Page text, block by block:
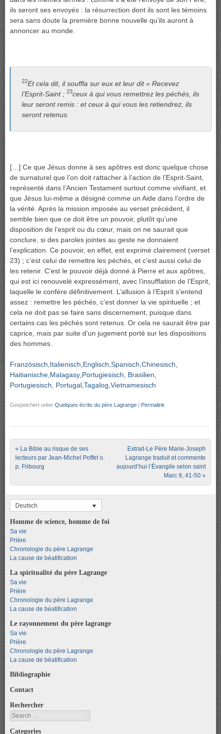
ils seront ses envoyés : la résurrection dont ils sont les témoins
sera sans doute la première bonne nouvelle qu’ils auront à
annoncer au monde.
22Et cela dit, il souffla sur eux et leur dit « Recevez
l’Esprit-Saint ;23ceux à qui vous remettrez les péchés, ils
leur seront remis : et ceux à qui vous les retiendrez, ils
seront retenus.
[…] Ce que Jésus donne à ses apôtres est donc quelque chose
de surnaturel que l’on doit rattacher à l’action de l’Esprit-Saint,
représenté dans l’Ancien Testament surtout comme vivifiant, et
que Jésus lui-même a désigné comme un Aide dans l’ordre de
la vérité. Après la mission imposée au verset précédent, il
semble bien que ce doit être un pouvoir, plutôt qu’une
disposition de l’esprit ou du cœur, mais on ne saurait que
conclure, si des paroles jointes au geste ne donnaient
l’explication. Ce pouvoir, en effet, est exprimé clairement (verset
23) ; c’est celui de remettre les péchés, et c’est aussi celui de
les retenir. C’est le pouvoir déjà donné à Pierre et aux apôtres,
qui est ici renouvelé expressément, avec l’insufflation de l’Esprit,
laquelle le confère définitivement. L’allusion à l’Esprit s’entend
assez : remettre les péchés, c’est donner la vie spirituelle ; et
cela ne doit pas se faire sans discernement, puisque dans
certains cas les péchés sont retenus. Or cela ne saurait être par
caprice, mais par suite d’un jugement porté sur les dispositions
des hommes.
Französisch Italienisch Englisch Spanisch Chinesisch
Haitianische Malagasy Portugiesisch, Brasilien
Portugiesisch, Portugal Tagalog Vietnamesisch
Gespeichert unter Quelques écrits du père Lagrange | Permalink
Post navigation
« La Bible au risque de ses
lecteurs par Jean-Michel Poffet o.
p. Fribourg
Extrait-Le Père Marie-Joseph
Lagrange traduit et commente
aujourd’hui l’Évangile selon saint
Marc 9, 41-50 »
Deutsch
Homme de science, homme de foi
Sa vie
Prière
Chronologie du père Lagrange
La cause de béatification
La spiritualité du père Lagrange
Sa vie
Prière
Chronologie du père Lagrange
La cause de béatification
Le rayonnement du père lagrange
Sa vie
Prière
Chronologie du père Lagrange
La cause de béatification
Bibliographie
Contact
Rechercher
Search
Categories